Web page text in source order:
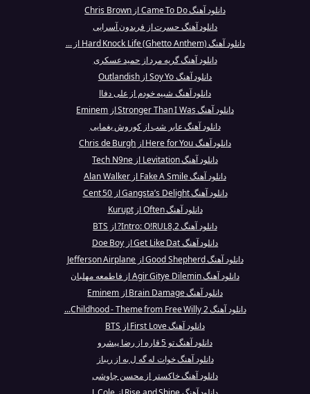
دانلود آهنگ Came To Do از Chris Brown
دانلود آهنگ حسرت از فریدون آسرایی
دانلود آهنگ Hard Knock Life (Ghetto Anthem) از ...
دانلود آهنگ گریه مرد از حمید عسکری
دانلود آهنگ Soy Yo از Outlandish
دانلود آهنگ شبیه خودم از علی دفاا
دانلود آهنگ Stronger Than I Was از Eminem
دانلود آهنگ عابر شب از کوروش یغمایی
دانلود آهنگ Here for You از Chris de Burgh
دانلود آهنگ Levitation از Tech N9ne
دانلود آهنگ Fake A Smile از Alan Walker
دانلود آهنگ Gangsta’s Delight از 50 Cent
دانلود آهنگ Often از Kurupt
دانلود آهنگ Intro: O!RUL8,2? از BTS
دانلود آهنگ Get Like Dat از Doe Boy
دانلود آهنگ Good Shepherd از Jefferson Airplane
دانلود آهنگ Agir Gitye Dilemin از فاطمعه مهلبان
دانلود آهنگ Brain Damage از Eminem
دانلود آهنگ Childhood - Theme from Free Willy 2...
دانلود آهنگ First Love از BTS
دانلود آهنگ تو 5 قاره از رضا پیشرو
دانلود آهنگ خوات له گه ل به از ریباز
دانلود آهنگ خاکستر از محسن چاوشی